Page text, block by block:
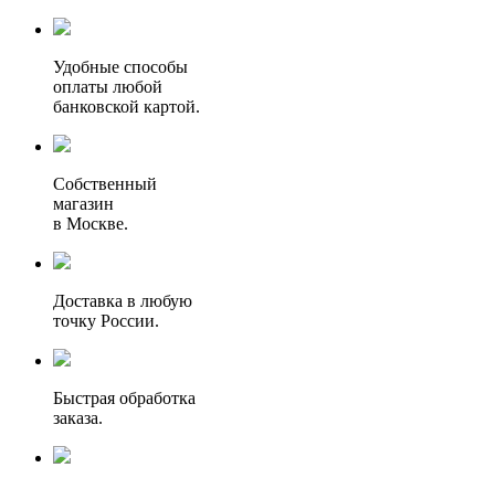
Удобные способы
оплаты любой
банковской картой.
Собственный
магазин
в Москве.
Доставка в любую
точку России.
Быстрая обработка
заказа.